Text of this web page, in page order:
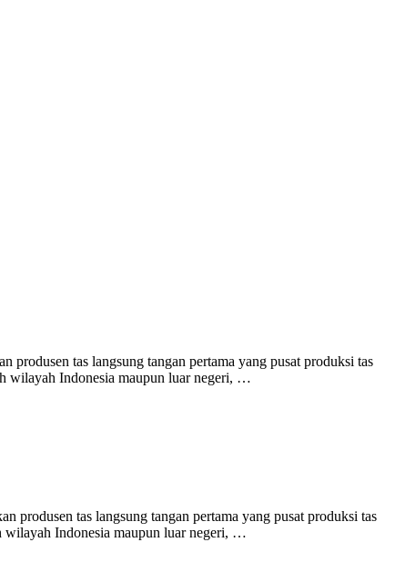
produsen tas langsung tangan pertama yang pusat produksi tas
wilayah Indonesia maupun luar negeri, …
produsen tas langsung tangan pertama yang pusat produksi tas
wilayah Indonesia maupun luar negeri, …